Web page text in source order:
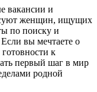
вакансии и
женщин, ищущих
по поиску и
вы мечтаете о
к
первый шаг в мир
родной